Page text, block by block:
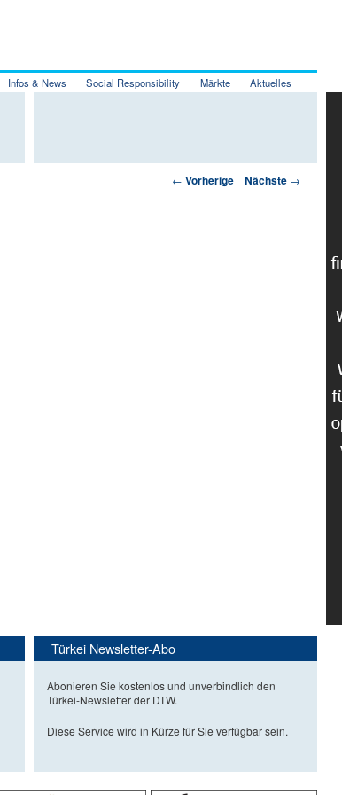
Infos & News Social Responsibility Märkte Aktuelles
Artikelnavigation
← Vorherige Nächste →
Türkei Newsletter-Abo
Abonieren Sie kostenlos und unverbindlich den
Türkei-Newsletter der DTW.
Diese Service wird in Kürze für Sie verfügbar sein.